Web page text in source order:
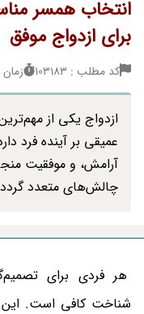
انتخاب همسر
برای ازدواج موفق
کد مطلب : 103183 زمان
ازدواج یکی از
عمیقی بر آینده فرد
آرامش، و موفقیت
چالش‌های متعدد
هر فردی برای
شناخت کافی است. این